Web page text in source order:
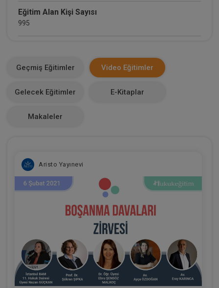
Eğitim Alan Kişi Sayısı
995
0
Geçmiş Eğitimler Video Eğitimler
Gelecek Eğitimler E-Kitaplar
Makaleler
Aristo Yayınevi